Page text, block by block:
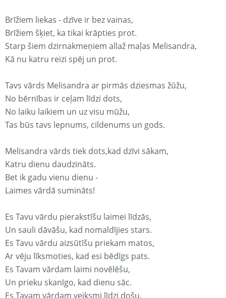
Brīžiem liekas - dzīve ir bez vainas,
Brīžiem šķiet, ka tikai krāpties prot.
Starp šiem dzirnakmeņiem allaž maļas Melisandra,
Kā nu katru reizi spēj un prot.
Tavs vārds Melisandra ar pirmās dziesmas žūžu,
No bērnības ir ceļam līdzi dots,
No laiku laikiem un uz visu mūžu,
Tas būs tavs lepnums, cildenums un gods.
Melisandra vārds tiek dots,kad dzīvi sākam,
Katru dienu daudzināts.
Bet ik gadu vienu dienu -
Laimes vārdā sumināts!
Es Tavu vārdu pierakstīšu laimei līdzās,
Un sauli dāvāšu, kad nomaldījies stars.
Es Tavu vārdu aizsūtīšu priekam matos,
Ar vēju līksmoties, kad esi bēdīgs pats.
Es Tavam vārdam laimi novēlēšu,
Un prieku skanīgo, kad dienu sāc.
Es Tavam vārdam veiksmi līdzi došu,